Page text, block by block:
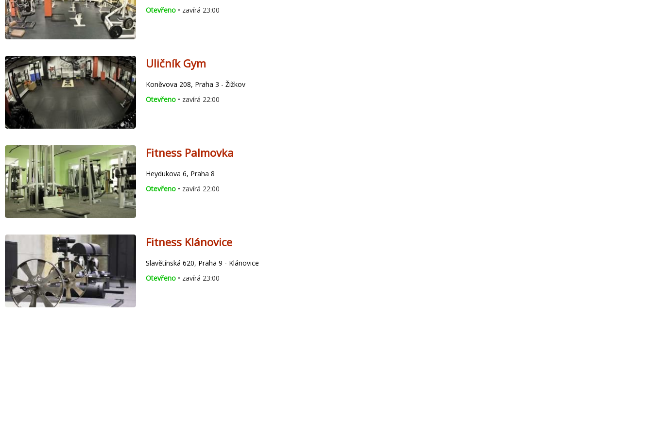
Otevřeno • zavírá 23:00
Uličník Gym
Koněvova 208, Praha 3 - Žižkov
Otevřeno • zavírá 22:00
Fitness Palmovka
Heydukova 6, Praha 8
Otevřeno • zavírá 22:00
Fitness Klánovice
Slavětínská 620, Praha 9 - Klánovice
Otevřeno • zavírá 23:00